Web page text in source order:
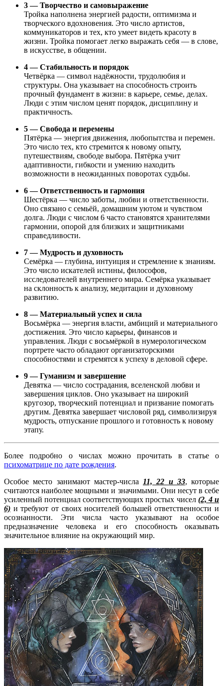
3 — Творчество и самовыражение
Тройка наполнена энергией радости, оптимизма и
творческого вдохновения. Это число артистов,
коммуникаторов и тех, кто умеет видеть красоту в
жизни. Тройка помогает легко выражать себя — в слове,
в искусстве, в общении.
4 — Стабильность и порядок
Четвёрка — символ надёжности, трудолюбия и
структуры. Она указывает на способность строить
прочный фундамент в жизни: в карьере, семье, делах.
Люди с этим числом ценят порядок, дисциплину и
практичность.
5 — Свобода и перемены
Пятёрка — энергия движения, любопытства и перемен.
Это число тех, кто стремится к новому опыту,
путешествиям, свободе выбора. Пятёрка учит
адаптивности, гибкости и умению находить
возможности в неожиданных поворотах судьбы.
6 — Ответственность и гармония
Шестёрка — число заботы, любви и ответственности.
Оно связано с семьёй, домашним уютом и чувством
долга. Люди с числом 6 часто становятся хранителями
гармонии, опорой для близких и защитниками
справедливости.
7 — Мудрость и духовность
Семёрка — глубина, интуиция и стремление к знаниям.
Это число искателей истины, философов,
исследователей внутреннего мира. Семёрка указывает
на склонность к анализу, медитации и духовному
развитию.
8 — Материальный успех и сила
Восьмёрка — энергия власти, амбиций и материального
достижения. Это число карьеры, финансов и
управления. Люди с восьмёркой в нумерологическом
портрете часто обладают организаторскими
способностями и стремятся к успеху в деловой сфере.
9 — Гуманизм и завершение
Девятка — число сострадания, вселенской любви и
завершения циклов. Оно указывает на широкий
кругозор, творческий потенциал и призвание помогать
другим. Девятка завершает числовой ряд, символизируя
мудрость, отпускание прошлого и готовность к новому
этапу.
Более подробно о числах можно прочитать в статье о
психоматрице по дате рождения.
Особое место занимают мастер-числа
11, 22 и 33, которые
считаются наиболее мощными и значимыми. Они несут в себе
усиленный потенциал соответствующих простых чисел (2, 4 и
6) и требуют от своих носителей большей ответственности и
осознанности. Эти числа часто указывают на особое
предназначение человека и его способность оказывать
значительное влияние на окружающий мир.